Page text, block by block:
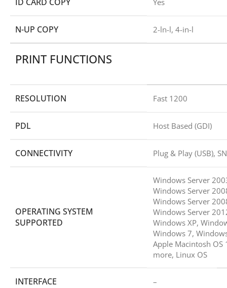
Yes
N-UP COPY 2-ln-l, 4-in-l
PRINT FUNCTIONS
RESOLUTION Fast 1200
PDL Host Based (GDI)
CONNECTIVITY Plug & Play (USB),
OPERATING SYSTEM
SUPPORTED
Windows Server
Windows Server
Windows Server
Windows Server
Windows XP,
Windows 7,
Apple Macintosh OS
more, Linux OS
INTERFACE –